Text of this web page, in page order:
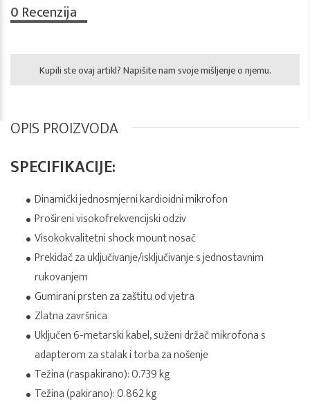
0 Recenzija
Kupili ste ovaj artikl? Napišite nam svoje mišljenje o njemu.
OPIS PROIZVODA
SPECIFIKACIJE:
Dinamički jednosmjerni kardioidni mikrofon
Prošireni visokofrekvencijski odziv
Visokokvalitetni shock mount nosač
Prekidač za uključivanje/isključivanje s jednostavnim
rukovanjem
Gumirani prsten za zaštitu od vjetra
Zlatna završnica
Uključen 6-metarski kabel, suženi držač mikrofona s
adapterom za stalak i torba za nošenje
Težina (raspakirano): 0.739 kg
Težina (pakirano): 0.862 kg